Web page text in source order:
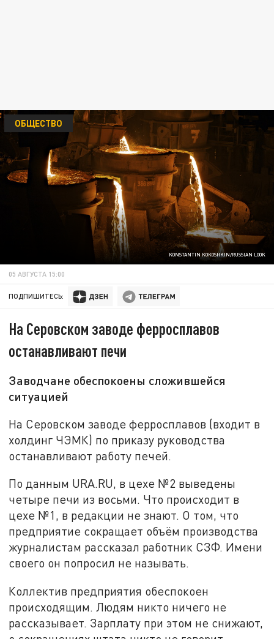
KONSTANTIN KOKOSHKIN/RUSSIAN LOOK
ОБЩЕСТВО
05 АВГУСТА 15:00
ПОДПИШИТЕСЬ:
На Серовском заводе ферросплавов
останавливают печи
Заводчане обеспокоены сложившейся
ситуацией
На Серовском заводе ферросплавов (входит в
холдинг ЧЭМК) по приказу руководства
останавливают работу печей.
По данным URA.RU, в цехе №2 выведены
четыре печи из восьми. Что происходит в
цехе №1, в редакции не знают. О том, что
предприятие сокращает объём производства
журналистам рассказал работник СЗФ. Имени
своего он попросил не называть.
Коллектив предприятия обеспокоен
происходящим. Людям никто ничего не
рассказывает. Зарплату при этом не снижают,